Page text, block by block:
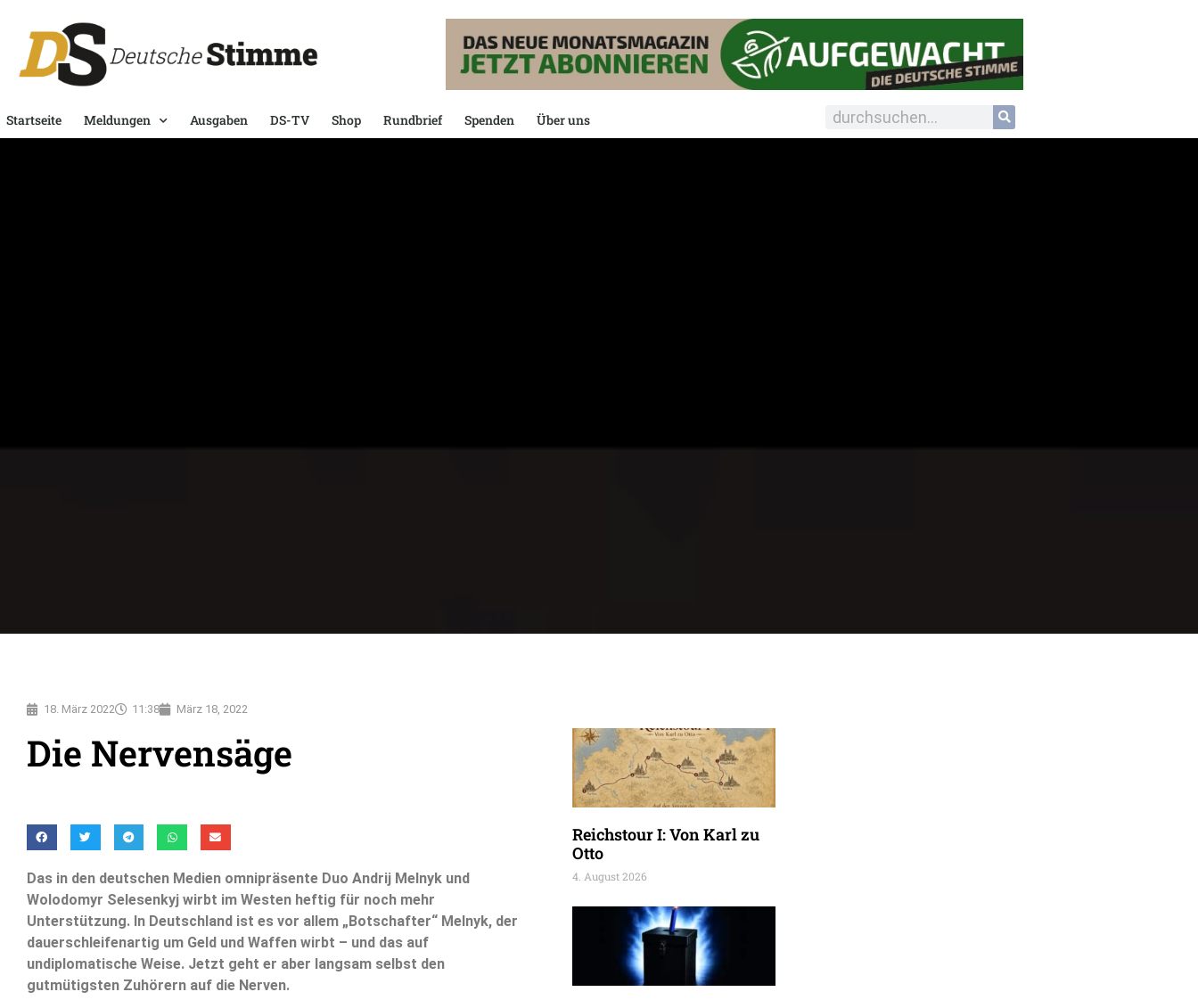
Startseite Meldungen Ausgaben DS-TV Shop Rundbrief Spenden Über uns
18. März 2022 11:38 März 18, 2022
Die Nervensäge
Das in den deutschen Medien omnipräsente Duo Andrij Melnyk und
Wolodomyr Selesenkyj wirbt im Westen heftig für noch mehr
Unterstützung. In Deutschland ist es vor allem „Botschafter“ Melnyk, der
dauerschleifenartig um Geld und Waffen wirbt – und das auf
undiplomatische Weise. Jetzt geht er aber langsam selbst den
gutmütigsten Zuhörern auf die Nerven.
Reichstour I: Von Karl zu
Otto
4. August 2026